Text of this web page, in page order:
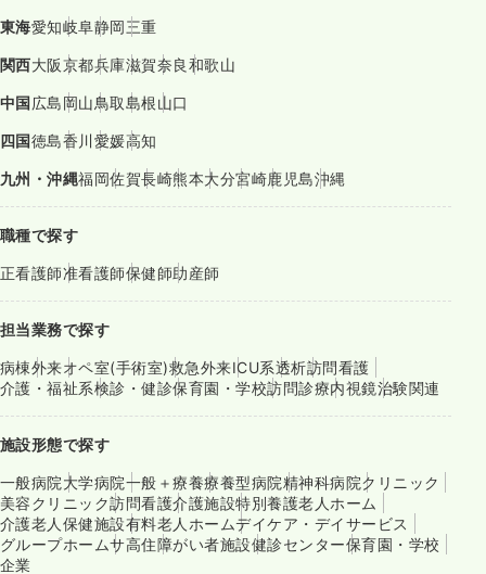
東海愛知岐阜静岡三重
関西大阪京都兵庫滋賀奈良和歌山
中国広島岡山鳥取島根山口
四国徳島香川愛媛高知
九州・沖縄福岡佐賀長崎熊本大分宮崎鹿児島沖縄
職種で探す
正看護師准看護師保健師助産師
担当業務で探す
病棟外来オペ室(手術室)救急外来ICU系透析訪問看護
介護・福祉系検診・健診保育園・学校訪問診療内視鏡治験関連
施設形態で探す
一般病院大学病院一般＋療養療養型病院精神科病院クリニック
美容クリニック訪問看護介護施設特別養護老人ホーム
介護老人保健施設有料老人ホームデイケア・デイサービス
グループホームサ高住障がい者施設健診センター保育園・学校
企業